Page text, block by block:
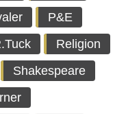
P&E
Religion
Shakespeare